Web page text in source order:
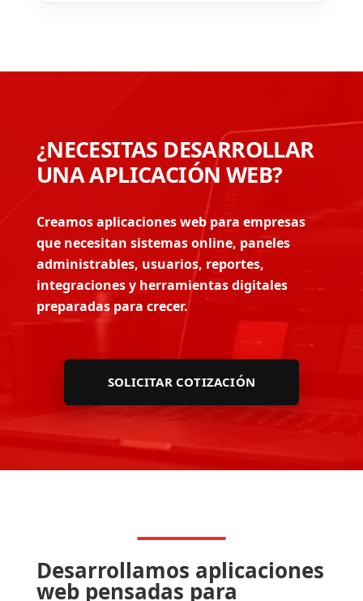
¿NECESITAS DESARROLLAR
UNA APLICACIÓN WEB?
Creamos aplicaciones web para empresas
que necesitan sistemas online, paneles
administrables, usuarios, reportes,
integraciones y herramientas digitales
preparadas para crecer.
SOLICITAR COTIZACIÓN
Desarrollamos aplicaciones
web pensadas para